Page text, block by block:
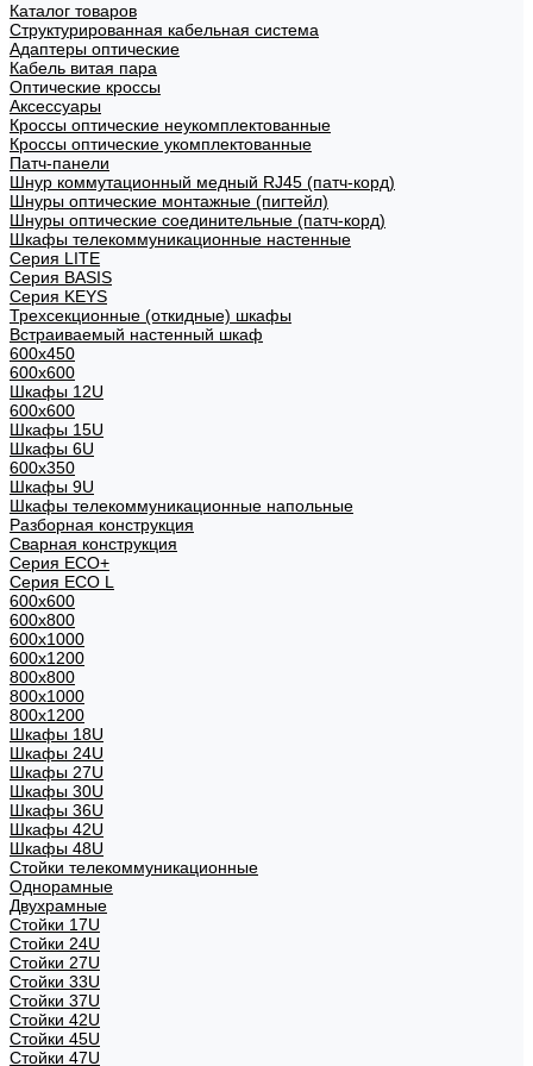
Каталог товаров
Структурированная кабельная система
Адаптеры оптические
Кабель витая пара
Оптические кроссы
Аксессуары
Кроссы оптические неукомплектованные
Кроссы оптические укомплектованные
Патч-панели
Шнур коммутационный медный RJ45 (патч-корд)
Шнуры оптические монтажные (пигтейл)
Шнуры оптические соединительные (патч-корд)
Шкафы телекоммуникационные настенные
Cерия LITE
Cерия BASIS
Cерия KEYS
Трехсекционные (откидные) шкафы
Встраиваемый настенный шкаф
600x450
600x600
Шкафы 12U
600x600
Шкафы 15U
Шкафы 6U
600x350
Шкафы 9U
Шкафы телекоммуникационные напольные
Разборная конструкция
Сварная конструкция
Серия ECO+
Серия ECO L
600x600
600x800
600х1000
600х1200
800x800
800х1000
800х1200
Шкафы 18U
Шкафы 24U
Шкафы 27U
Шкафы 30U
Шкафы 36U
Шкафы 42U
Шкафы 48U
Стойки телекоммуникационные
Однорамные
Двухрамные
Стойки 17U
Стойки 24U
Стойки 27U
Стойки 33U
Стойки 37U
Стойки 42U
Стойки 45U
Стойки 47U